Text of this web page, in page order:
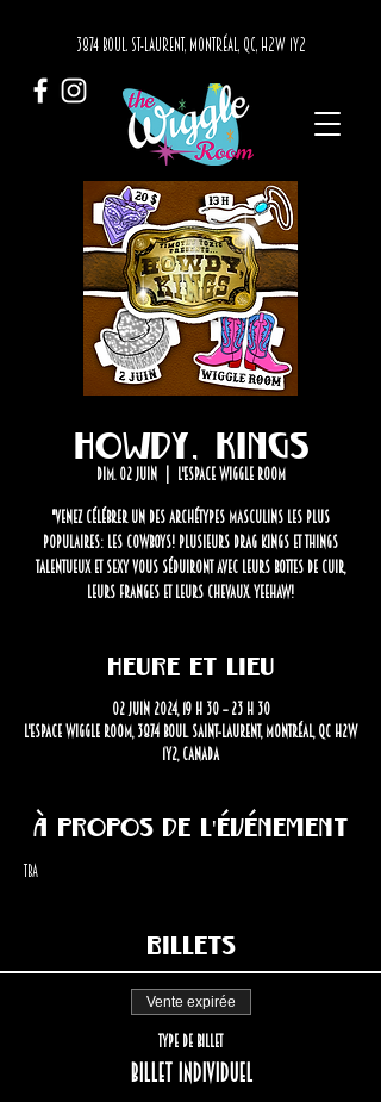
3874 BOUL. ST-LAURENT, MONTRÉAL, QC, H2W 1Y2
Howdy, Kings
dim. 02 juin
  |
L'Espace Wiggle Room
"Venez célébrer un des archétypes masculins les plus
populaires: les cowboys! Plusieurs drag kings et things
talentueux et sexy vous séduiront avec leurs bottes de cuir,
leurs franges et leurs chevaux. Yeehaw!
Heure et lieu
02 juin 2024, 19 h 30 – 23 h 30
L'Espace Wiggle Room, 3874 Boul. Saint-Laurent, Montréal, QC H2W
1Y2, Canada
À propos de l'événement
TBA
Billets
Vente expirée
Type de billet
billet individuel